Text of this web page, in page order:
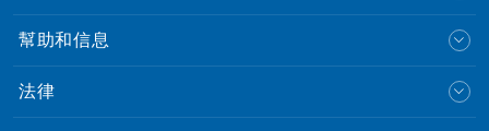
幫助和信息
法律